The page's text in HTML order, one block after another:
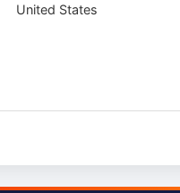
United States